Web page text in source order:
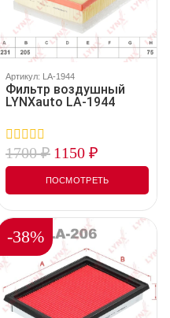
Артикул: LA-1944
Фильтр воздушный
LYNXauto LA-1944
0
out
5
1700₽ 1150 ₽
ПОСМОТРЕТЬ
-38%